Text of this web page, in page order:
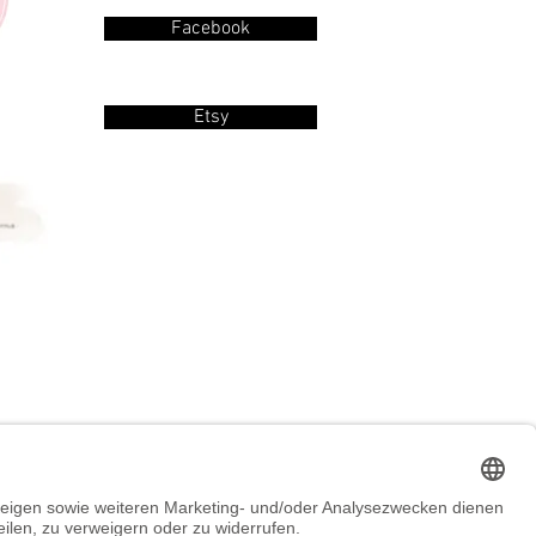
Facebook
Etsy